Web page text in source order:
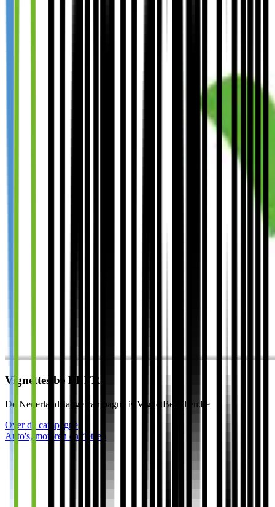
Vignettes.be BEFR
De Nederlandstalige campagne is VignetBestellen.be
Over de campagne
Auto's, motoren en fietsen